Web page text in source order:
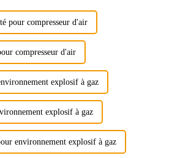
pour compresseur d'air
compresseur d'air
explosif à gaz
explosif à gaz
environnement explosif à gaz